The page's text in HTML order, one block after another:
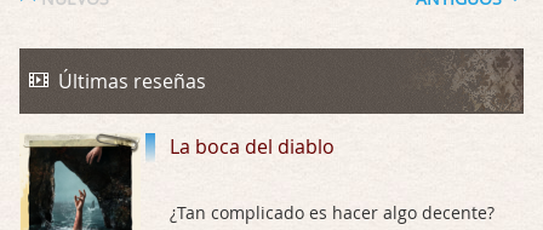
Trance
Por: Luar
El señor de las moscas
Por: Luar
Dudaba en ver la serie, una serie de 4 cap …
Últimas reseñas
La boca del diablo
¿Tan complicado es hacer algo decente?